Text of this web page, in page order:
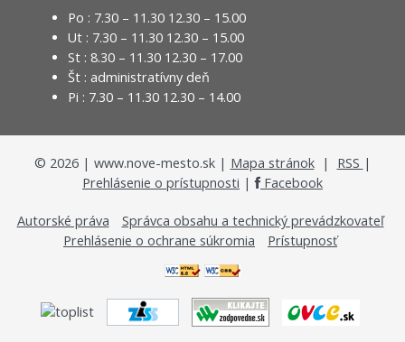
Po : 7.30 – 11.30 12.30 – 15.00
Ut : 7.30 – 11.30 12.30 – 15.00
St : 8.30 – 11.30 12.30 – 17.00
Št : administratívny deň
Pi : 7.30 – 11.30 12.30 – 14.00
© 2026| www.nove-mesto.sk | Mapa stránok| RSS |
Prehlásenie o prístupnosti | Facebook
Autorské práva
Správca obsahu a technický prevádzkovateľ
Prehlásenie o ochrane súkromia
Prístupnosť